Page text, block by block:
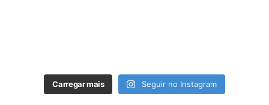
Carregar mais Seguir no Instagram